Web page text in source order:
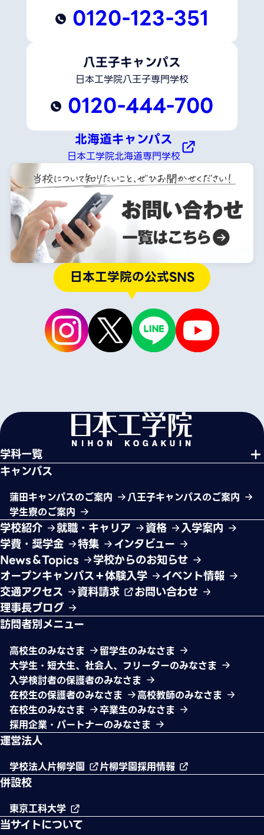
0120-123-351
八王子キャンパス
日本工学院八王子専門学校
0120-444-700
北海道キャンパス
日本工学院北海道専門学校
日本工学院の公式SNS
学科一覧
キャンパス
蒲田キャンパスのご案内
八王子キャンパスのご案内
学生寮のご案内
学校紹介 就職・キャリア 資格
入学案内
学費・奨学金
特集
インタビュー
News＆Topics
学校からのお知らせ
オープンキャンパス＋体験入学
イベント情報
交通アクセス
資料請求
お問い合わせ
理事長ブログ
訪問者別メニュー
高校生のみなさま
留学生のみなさま
大学生・短大生、社会人、フリーターのみなさま
入学検討者の保護者のみなさま
在校生の保護者のみなさま
高校教師のみなさま
在校生のみなさま
卒業生のみなさま
採用企業・パートナーのみなさま
運営法人
学校法人片柳学園 片柳学園採用情報
併設校
東京工科大学
当サイトについて